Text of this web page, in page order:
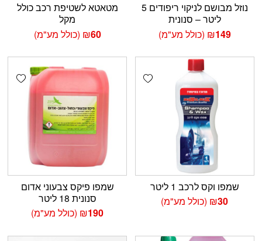
נוזל מבושם לניקוי ריפודים 5
ליטר – סנונית
₪149 (כולל מע"מ)
מטאטא לשטיפת רכב כולל
מקל
₪60 (כולל מע"מ)
Add wishlist
שמפו וקס לרכב 1 ליטר
₪30 (כולל מע"מ)
שמפו פיקס צבעוני אדום
סנונית 18 ליטר
₪190 (כולל מע"מ)